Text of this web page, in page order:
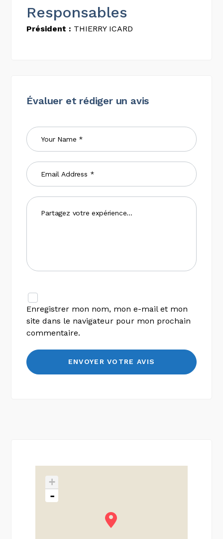
Responsables
Président : THIERRY ICARD
Évaluer et rédiger un avis
Enregistrer mon nom, mon e-mail et mon
site dans le navigateur pour mon prochain
commentaire.
+
-